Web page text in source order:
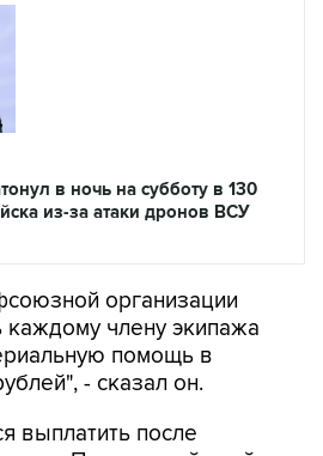
в ночь на субботу в 130
из-за атаки дронов ВСУ
организации
члену экипажа
помощь в
- сказал он.
выплатить после